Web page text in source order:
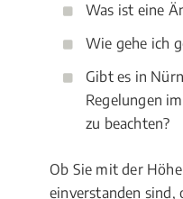
Was ist eine
Wie gehe ich
Gibt es in
Regelungen
zu beachten?
Ob Sie mit der
einverstanden sind,